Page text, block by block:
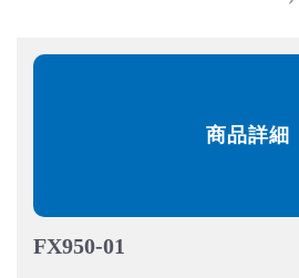
商品詳細
FX950-01